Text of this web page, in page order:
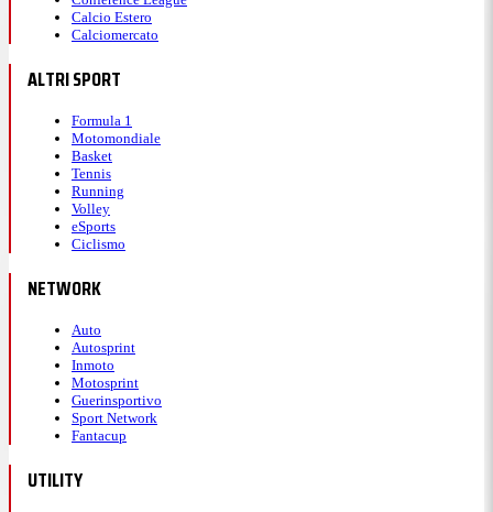
Calcio Estero
Calciomercato
ALTRI SPORT
Formula 1
Motomondiale
Basket
Tennis
Running
Volley
eSports
Ciclismo
NETWORK
Auto
Autosprint
Inmoto
Motosprint
Guerinsportivo
Sport Network
Fantacup
UTILITY